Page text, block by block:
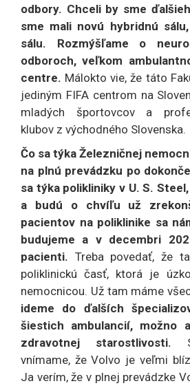
odbory. Chceli by sme
sme mali novú hybridnú
sálu. Rozmýšľame o
odboroch, veľkom
centre. Málokto vie, že táto
jediným FIFA centrom na
mladých športovcov a
klubov z východného Slovenska.
Čo sa týka Železničnej
na plnú prevádzku po
sa týka polikliniky v U. S.
a budú o chvíľu už
pacientov na poliklinike sa
budujeme a v decembri
pacienti. Treba povedať, že
poliklinickú časť, ktorá je
nemocnicou. Už tam máme
ideme do ďalších
šiestich ambulancií, možno
zdravotnej starostlivosti.
vnímame, že Volvo je veľmi
Ja verím, že v plnej prevádzke